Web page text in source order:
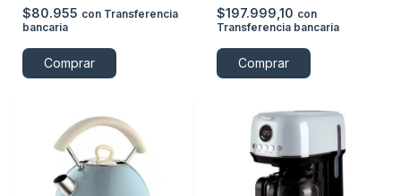
$80.955 con Transferencia
bancaria
Comprar
$197.999,10 con
Transferencia bancaria
Comprar